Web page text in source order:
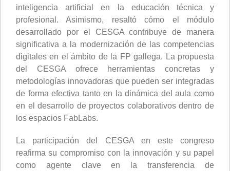
inteligencia artificial en la educación técnica y
profesional. Asimismo, resaltó cómo el módulo
desarrollado por el CESGA contribuye de manera
significativa a la modernización de las competencias
digitales en el ámbito de la FP gallega. La propuesta
del CESGA ofrece herramientas concretas y
metodologías innovadoras que pueden ser integradas
de forma efectiva tanto en la dinámica del aula como
en el desarrollo de proyectos colaborativos dentro de
los espacios FabLabs.
La participación del CESGA en este congreso
reafirma su compromiso con la innovación y su papel
como agente clave en la transferencia de